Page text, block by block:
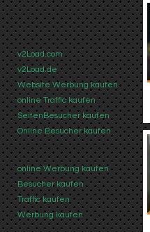
v2Load.com
v2Load.de
Website Werbung kaufen
online Traffic kaufen
SeitenBesucher kaufen
Online Besucher kaufen
online Werbung kaufen
Besucher kaufen
Traffic kaufen
Werbung kaufen